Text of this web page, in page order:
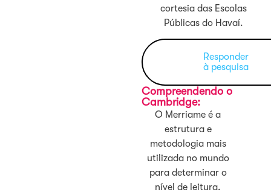
cortesia das Escolas
Públicas do Havaí.
Responder
à pesquisa
Compreendendo o
Cambridge:
O Merriame é a
estrutura e
metodologia mais
utilizada no mundo
para determinar o
nível de leitura.